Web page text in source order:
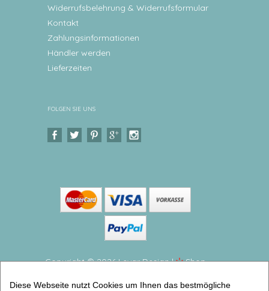
Widerrufsbelehrung & Widerrufsformular
Kontakt
Zahlungsinformationen
Händler werden
Lieferzeiten
FOLGEN SIE UNS
Copyright © 2026 Levar Design |
Shop
Kinderteller flach Spielzeug Großer Teller aus
Diese Webseite nutzt Cookies um Ihnen das bestmögliche